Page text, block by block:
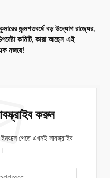
জন্মশতবর্ষে বড় উদ্যোগ রাজ্যের,
কমিটি, কারা আছেন এই
নজরে!
করুন
পেতে এখনই সাবস্ক্রাইব